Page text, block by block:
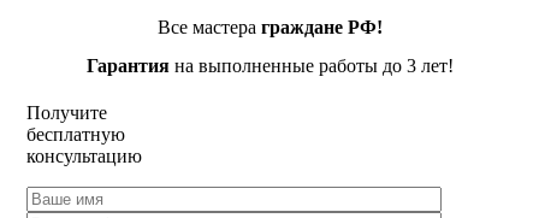
Все мастера граждане РФ!
Гарантияна выполненные работы до 3 лет!
Получите
бесплатную
консультацию